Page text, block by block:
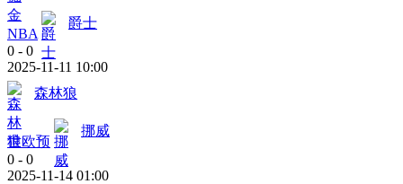
NBA
爵士
0 - 0
2025-11-11 10:00
森林狼
世欧预
挪威
0 - 0
2025-11-14 01:00